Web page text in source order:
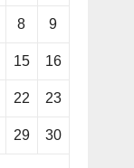
8 9
15 16
22 23
29 30